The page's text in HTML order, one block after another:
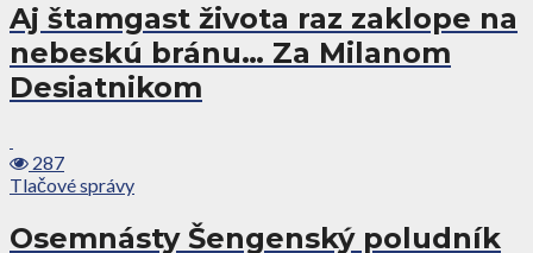
Aj štamgast života raz zaklope na
nebeskú bránu… Za Milanom
Desiatnikom
287
Tlačové správy
Osemnásty Šengenský poludník